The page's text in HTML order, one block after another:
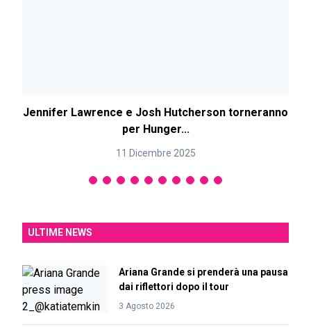
Jennifer Lawrence e Josh Hutcherson torneranno
per Hunger...
11 Dicembre 2025
ULTIME NEWS
Ariana Grande si prenderà una pausa
dai riflettori dopo il tour
3 Agosto 2026